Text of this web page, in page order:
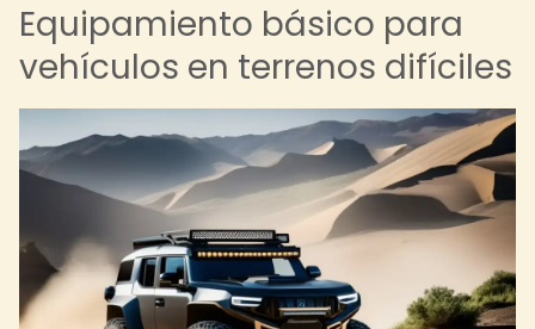
Equipamiento básico para
vehículos en terrenos difíciles